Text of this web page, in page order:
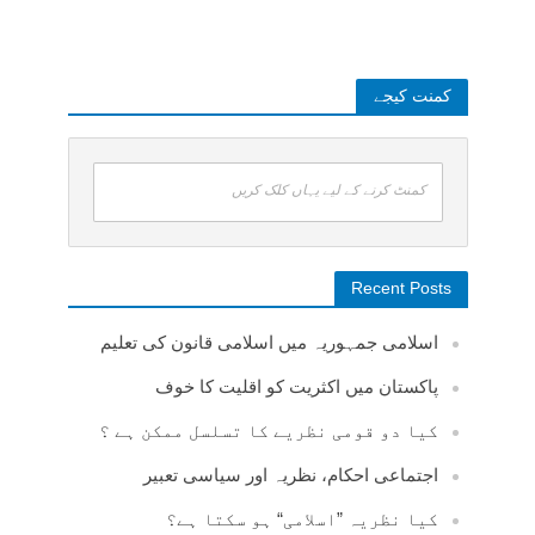
کمنت کیجے
کمنٹ کرنے کے لیے یہاں کلک کریں
Recent Posts
اسلامی جمہوریہ میں اسلامی قانون کی تعلیم
پاکستان میں اکثریت کو اقلیت کا خوف
کیا دو قومی نظریے کا تسلسل ممکن ہے ؟
اجتماعی احکام، نظریہ اور سیاسی تعبیر
کیا نظریہ ”اسلامی“ ہو سکتا ہے؟